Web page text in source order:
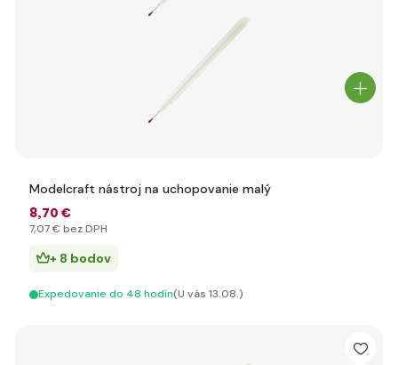
Modelcraft nástroj na uchopovanie malý
8,70 €
7,07 € bez DPH
+ 8 bodov
Expedovanie do 48 hodín(U vás 13.08.)